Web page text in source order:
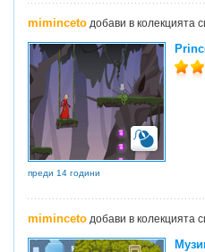
miminceto добави в колекцията
преди 14 години
miminceto добави в колекцията